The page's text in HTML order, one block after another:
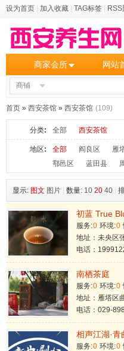
设为首页 加入收藏 TAG标签 RSS
商家会所 网站
商铺
首页 » 西安茶馆 » 西安茶馆 (109)
分类: 全部 西安茶馆
地区: 全部 阎良区 雁
鄠邑区
蓝田县
显示: 图文 图片 数量: 10 20 40
初蓝 True
服务:0 环境:0
地址：未央区
电话：
南栖茶庭
服务:0 环境:0
地址：雁塔区
电话：029-
相声江湖·青
服务:0 环境:0